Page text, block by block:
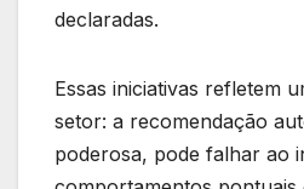
declaradas.
Essas iniciativas refletem
setor: a recomendação
poderosa, pode falhar ao